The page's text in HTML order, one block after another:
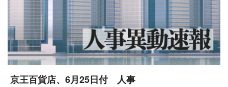
京王百貨店、6月25日付 人事